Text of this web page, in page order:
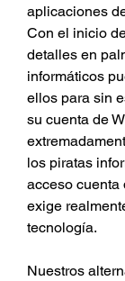
aplicaciones
Con el inicio
detalles en
informáticos
ellos para sin
su cuenta de
los piratas
acceso cuenta
exige
tecnología.
Nuestros